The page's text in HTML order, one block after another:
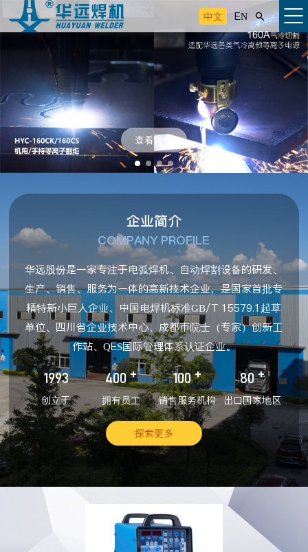
中文 EN 
查看详情
企业简介
COMPANY PROFILE
华远股份是一家专注于电弧焊机、自动焊割设备的研发、
生产、销售、服务为一体的高新技术企业，是国家首批专
精特新小巨人企业、中国电焊机标准GB/T 15579.1起草
单位、四川省企业技术中心、成都市院士（专家）创新工
作站、QES国际管理体系认证企业。
1993
创立于
400 +
拥有员工
100 +
销售服务机构
80 +
出口国家地区
探索更多